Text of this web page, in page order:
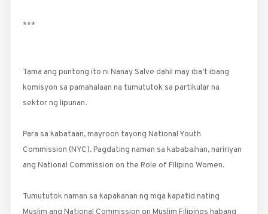
***
Tama ang puntong ito ni Nanay Salve dahil may iba’t ibang
komisyon sa pamahalaan na tumututok sa partikular na
sektor ng lipunan.
Para sa kabataan, mayroon tayong National Youth
Commission (NYC). Pagdating naman sa kababaihan, naririyan
ang National Commission on the Role of Filipino Women.
Tumututok naman sa kapakanan ng mga kapatid nating
Muslim ang National Commission on Muslim Filipinos habang